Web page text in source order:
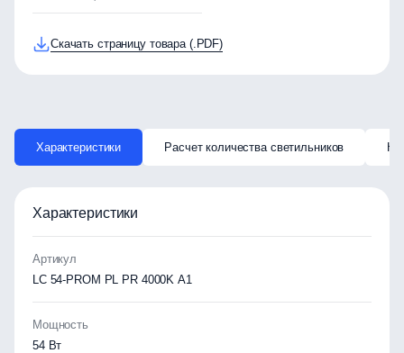
Скачать страницу товара (.PDF)
Характеристики Расчет количества светильников
Характеристики
Артикул
LC 54-PROM PL PR 4000K A1
Мощность
54 Вт